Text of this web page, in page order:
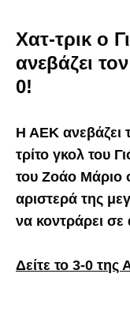
Χατ-τρικ ο
ανεβάζει
0!
Η ΑΕΚ ανεβάζει
τρίτο γκολ του
του Ζοάο Μάριο
αριστερά της
να κοντράρει
Δείτε το 3-0 της